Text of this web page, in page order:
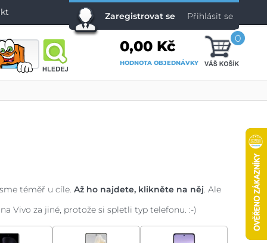
Zaregistrovat se Přihlásit se
0,00 Kč
HODNOTA OBJEDNÁVKY
0
téměř u cíle. Až ho najdete, klikněte na něj. Ale
Vivo za jiné, protože si spletli typ telefonu. :-)